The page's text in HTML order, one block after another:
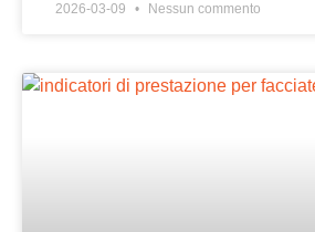
2026-03-09 Nessun commento